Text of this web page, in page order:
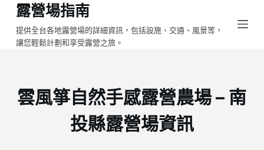
跳
至
主
容
露營場指南
提供全台各地露營場的詳細資訊，包括設施、交通、風景等，
讓您輕鬆計劃和享受露營之旅。
雲風箏自然手感露營農場 – 南
投縣露營場資訊